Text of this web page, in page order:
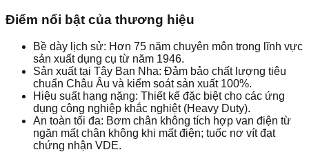
Điểm nổi bật của thương hiệu
Bề dày lịch sử: Hơn 75 năm chuyên môn trong lĩnh vực
sản xuất dụng cụ từ năm 1946.
Sản xuất tại Tây Ban Nha: Đảm bảo chất lượng tiêu
chuẩn Châu Âu và kiểm soát sản xuất 100%.
Hiệu suất hạng nặng: Thiết kế đặc biệt cho các ứng
dụng công nghiệp khắc nghiệt (Heavy Duty).
An toàn tối đa: Bơm chân không tích hợp van điện từ
ngăn mất chân không khi mất điện; tuốc nơ vít đạt
chứng nhận VDE.